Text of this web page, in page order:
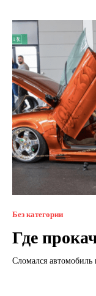
Без категории
Где
Сломался автомобиль